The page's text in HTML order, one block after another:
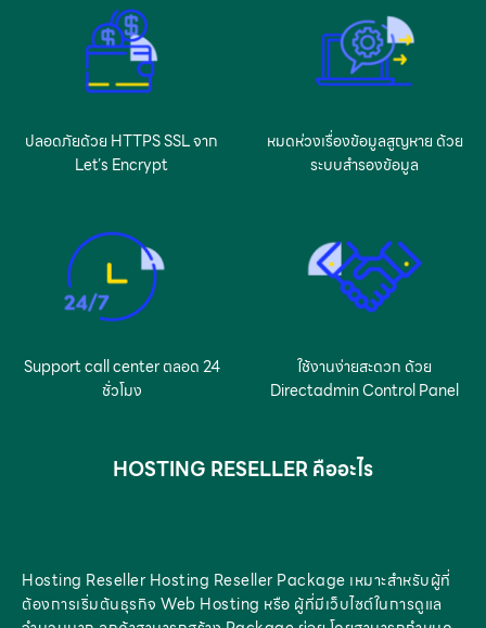
ปลอดภัยด้วย HTTPS SSL จาก
Let’s Encrypt
หมดห่วงเรื่องข้อมูลสูญหาย ด้วย
ระบบสำรองข้อมูล
Support call center ตลอด 24
ชั่วโมง
ใช้งานง่ายสะดวก ด้วย
Directadmin Control Panel
HOSTING RESELLER คืออะไร
Hosting Reseller Hosting Reseller Package เหมาะสำหรับผู้ที่
ต้องการเริ่มต้นธุรกิจ Web Hosting หรือ ผู้ที่มีเว็บไซต์ในการดูแล